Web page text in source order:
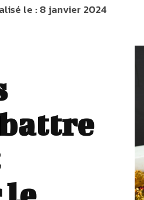
le :8 janvier 2024